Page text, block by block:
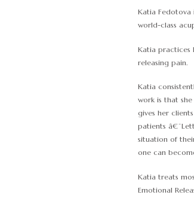
Katia Fedotova
world-class
Katia practices
releasing pain.
Katia
work is that
gives her
patients
situation of
one can
Katia treats
Emotional